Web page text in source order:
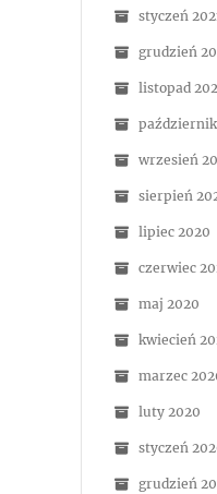
styczeń
grudzień
listopad
wrzesień
sierpień
lipiec 2020
czerwiec
maj 2020
kwiecień
marzec
luty 2020
styczeń
grudzień